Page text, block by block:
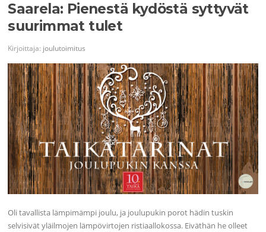
Saarela: Pienestä kydöstä syttyvät
suurimmat tulet
Kirjoittaja: joulutoimitus
Oli tavallista lämpimämpi joulu, ja joulupukin porot hädin tuskin
selvisivät yläilmojen lämpövirtojen ristiaallokossa. Eiväthän he olleet